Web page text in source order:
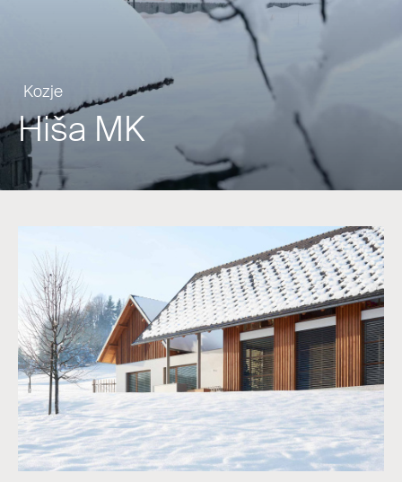
Kozje
Hiša MK